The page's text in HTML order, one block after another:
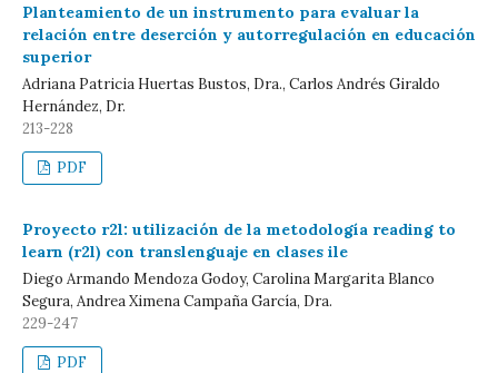
Planteamiento de un instrumento para evaluar la
relación entre deserción y autorregulación en educación
superior
Adriana Patricia Huertas Bustos, Dra., Carlos Andrés Giraldo
Hernández, Dr.
213-228
PDF
Proyecto r2l: utilización de la metodología reading to
learn (r2l) con translenguaje en clases ile
Diego Armando Mendoza Godoy, Carolina Margarita Blanco
Segura, Andrea Ximena Campaña García, Dra.
229-247
PDF